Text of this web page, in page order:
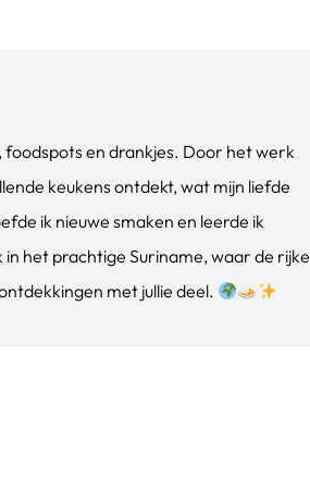
foodspots en drankjes. Door het werk
keukens ontdekt, wat mijn liefde
ik nieuwe smaken en leerde ik
het prachtige Suriname, waar de rijke
met jullie deel.